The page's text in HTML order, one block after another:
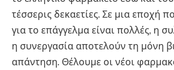
τέσσερις δεκαετίες. Σε μια εποχή
για το επάγγελμα είναι πολλές, η
η συνεργασία αποτελούν τη μόνη
απάντηση. Θέλουμε οι νέοι